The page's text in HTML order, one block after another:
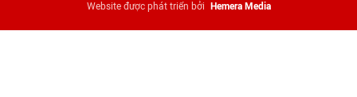
Website được phát triển bởi
Hemera Media